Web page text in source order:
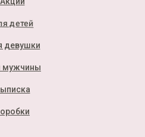
детей
девушки
мужчины